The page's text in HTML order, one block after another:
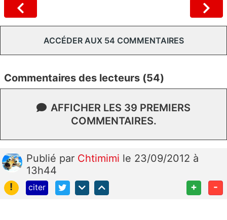
ACCÉDER AUX 54 COMMENTAIRES
Commentaires des lecteurs (54)
AFFICHER LES 39 PREMIERS
COMMENTAIRES.
Publié par Chtimimi le 23/09/2012 à
13h44
!
citer + -